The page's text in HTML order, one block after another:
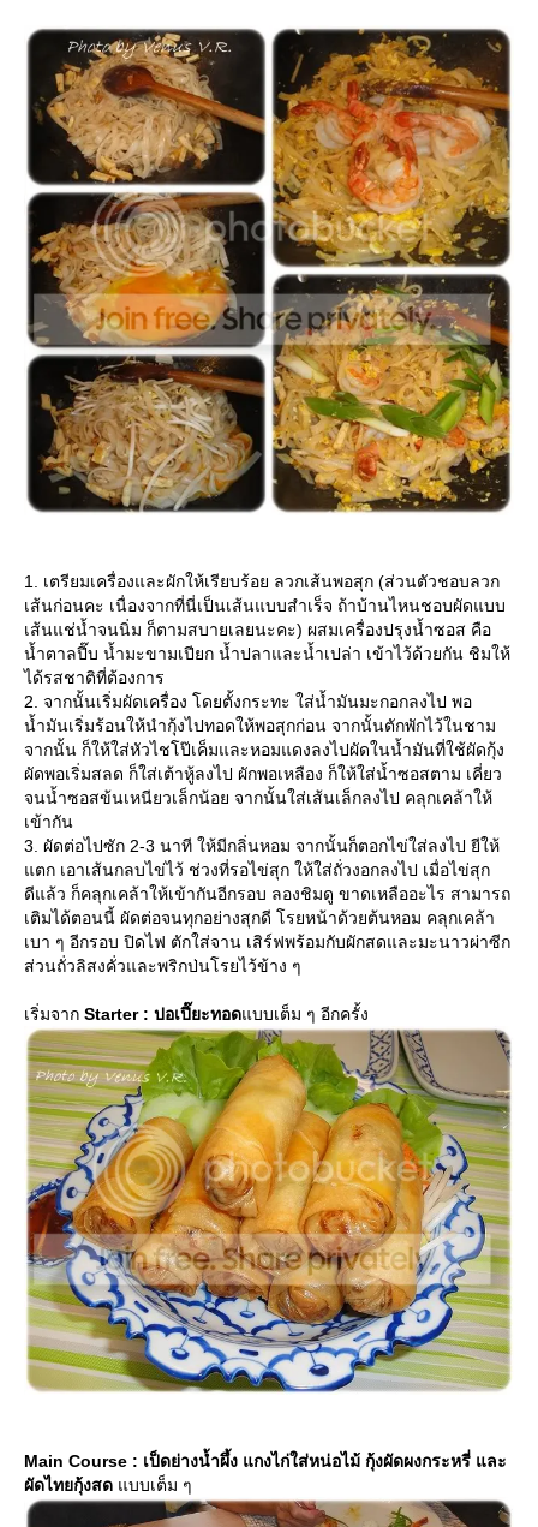
1. เตรียมเครื่องและผักให้เรียบร้อย ลวกเส้นพอสุก (ส่วนตัวชอบลวก
เส้นก่อนคะ เนื่องจากที่นี่เป็นเส้นแบบสำเร็จ ถ้าบ้านไหนชอบผัดแบบ
เส้นแช่น้ำจนนิ่ม ก็ตามสบายเลยนะคะ) ผสมเครื่องปรุงน้ำซอส คือ
น้ำตาลปี๊บ น้ำมะขามเปียก น้ำปลาและน้ำเปล่า เข้าไว้ด้วยกัน ชิมให้
ได้รสชาติที่ต้องการ
2. จากนั้นเริ่มผัดเครื่อง โดยตั้งกระทะ ใส่น้ำมันมะกอกลงไป พอ
น้ำมันเริ่มร้อนให้นำกุ้งไปทอดให้พอสุกก่อน จากนั้นตักพักไว้ในชาม
จากนั้น ก็ให้ใส่หัวไชโป๊เค็มและหอมแดงลงไปผัดในน้ำมันที่ใช้ผัดกุ้ง
ผัดพอเริ่มสลด ก็ใส่เต้าหู้ลงไป ผักพอเหลือง ก็ให้ใส่น้ำซอสตาม เคี่ยว
จนน้ำซอสข้นเหนียวเล็กน้อย จากนั้นใส่เส้นเล็กลงไป คลุกเคล้าให้
เข้ากัน
3. ผัดต่อไปซัก 2-3 นาที ให้มีกลิ่นหอม จากนั้นก็ตอกไข่ใส่ลงไป ยีให้
ตก เอาเส้นกลบไข่ไว้ ช่วงที่รอไข่สุก ให้ใส่ถั่วงอกลงไป เมื่อไข่สุก
ดีแล้ว ก็คลุกเคล้าให้เข้ากันอีกรอบ ลองชิมดู ขาดเหลืออะไร สามารถ
เติมได้ตอนนี้ ผัดต่อจนทุกอย่างสุกดี โรยหน้าด้วยต้นหอม คลุกเคล้า
เบา ๆ อีกรอบ ปิดไฟ ตักใส่จาน เสิร์ฟพร้อมกับผักสดและมะนาวผ่าซีก
ส่วนถั่วลิสงคั่วและพริกป่นโรยไว้ข้าง ๆ
เริ่มจาก Starter : ปอเปี๊ยะทอดบบเต็ม ๆ อีกครั้ง
Main Course : เป็ดย่างน้ำผึ้ง แกงไก่ใส่หน่อไม้ กุ้งผัดผงกระหรี่ และ
ผัดไทยกุ้งสด บบเต็ม ๆ